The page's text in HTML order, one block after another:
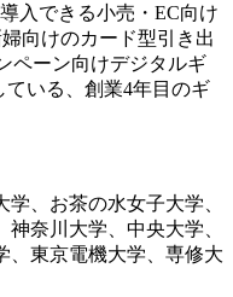
入できる小売・EC向け
向けのカード型引き出
ペーン向けデジタルギ
ている、創業4年目のギ
、お茶の水女子大学、
奈川大学、中央大学、
、東京電機大学、専修大